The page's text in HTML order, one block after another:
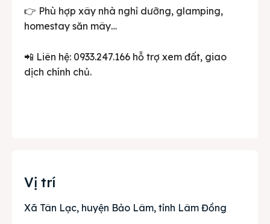
👉 Phù hợp xây nhà nghỉ dưỡng, glamping,
homestay săn mây…
📲 Liên hệ: 0933.247.166 hỗ trợ xem đất, giao
dịch chính chủ.
Vị trí
Xã Tân Lạc, huyện Bảo Lâm, tỉnh Lâm Đồng